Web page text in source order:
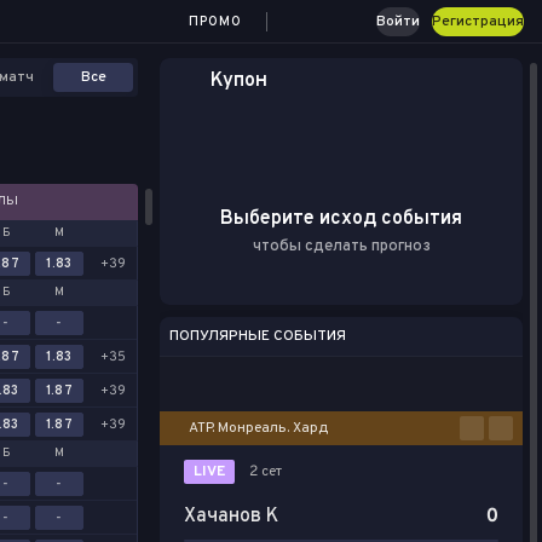
ПРОМО Войти Регистрация
Все
Б М
1.83 +39
Б М
-
-
1.83
+35
1.87
+39
1.87 +39
Б М
-
-
-
-
Купон
Выберите исход события
чтобы сделать прогноз
ПОПУЛЯРНЫЕ СОБЫТИЯ
ATP. Монреаль. Хард
LIVE 2 сет
Хачанов К
0